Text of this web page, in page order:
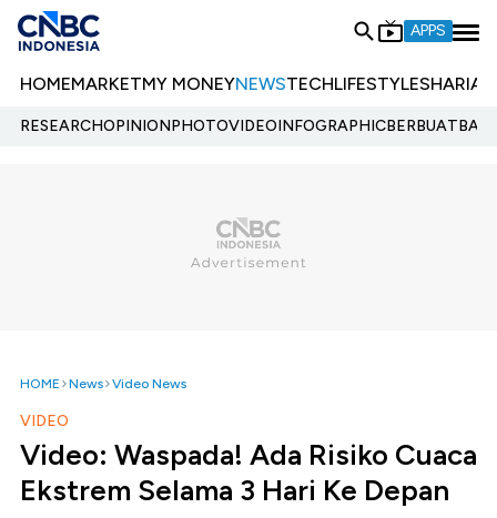
APPS
HOMEMARKETMY MONEYNEWSTECHLIFESTYLESHARIA
RESEARCHOPINIONPHOTOVIDEOINFOGRAPHIC
HOME News Video News
VIDEO
Video: Waspada! Ada Risiko Cuaca
Ekstrem Selama 3 Hari Ke Depan